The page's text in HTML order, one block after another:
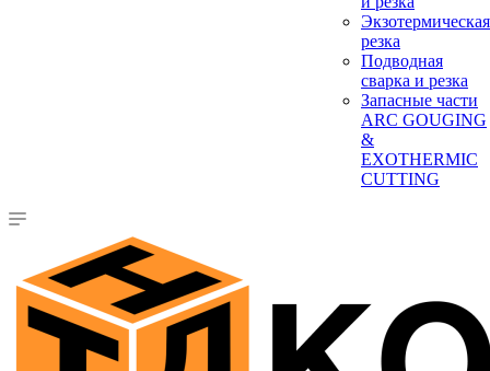
Экзотермическая
резка
Подводная
сварка и резка
Запасные части
ARC GOUGING
&
EXOTHERMIC
CUTTING